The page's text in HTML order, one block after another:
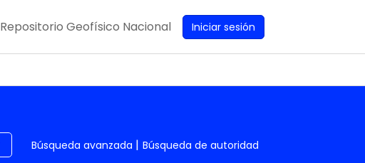
Repositorio Geofísico Nacional Iniciar sesión
Búsqueda avanzada Búsqueda de autoridad